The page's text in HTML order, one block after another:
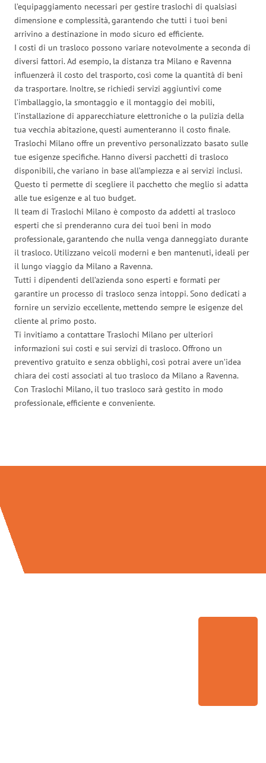
l’equipaggiamento necessari per gestire traslochi di qualsiasi
dimensione e complessità, garantendo che tutti i tuoi beni
arrivino a destinazione in modo sicuro ed efficiente.
I costi di un trasloco possono variare notevolmente a seconda di
diversi fattori. Ad esempio, la distanza tra Milano e Ravenna
influenzerà il costo del trasporto, così come la quantità di beni
da trasportare. Inoltre, se richiedi servizi aggiuntivi come
l’imballaggio, la smontaggio e il montaggio dei mobili,
l’installazione di apparecchiature elettroniche o la pulizia della
tua vecchia abitazione, questi aumenteranno il costo finale.
Traslochi Milano offre un preventivo personalizzato basato sulle
tue esigenze specifiche. Hanno diversi pacchetti di trasloco
disponibili, che variano in base all’ampiezza e ai servizi inclusi.
Questo ti permette di scegliere il pacchetto che meglio si adatta
alle tue esigenze e al tuo budget.
Il team di Traslochi Milano è composto da addetti al trasloco
esperti che si prenderanno cura dei tuoi beni in modo
professionale, garantendo che nulla venga danneggiato durante
il trasloco. Utilizzano veicoli moderni e ben mantenuti, ideali per
il lungo viaggio da Milano a Ravenna.
Tutti i dipendenti dell’azienda sono esperti e formati per
garantire un processo di trasloco senza intoppi. Sono dedicati a
fornire un servizio eccellente, mettendo sempre le esigenze del
cliente al primo posto.
Ti invitiamo a contattare Traslochi Milano per ulteriori
informazioni sui costi e sui servizi di trasloco. Offrono un
preventivo gratuito e senza obblighi, così potrai avere un’idea
chiara dei costi associati al tuo trasloco da Milano a Ravenna.
Con Traslochi Milano, il tuo trasloco sarà gestito in modo
professionale, efficiente e conveniente.